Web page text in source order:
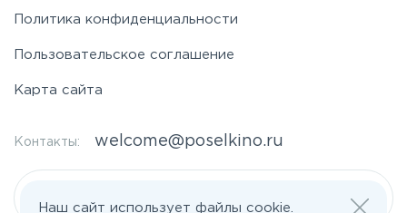
Политика конфиденциальности
Пользовательское соглашение
Карта сайта
Контакты: welcome@poselkino.ru
Наш сайт использует файлы cookie.